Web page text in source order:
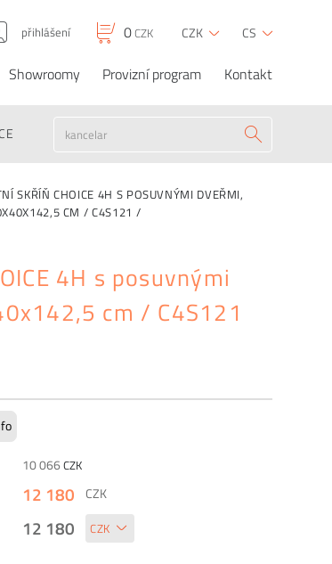
přihlášení 0CZK CZK CS
Showroomy Provizní program Kontakt
skříň CHOICE 4H
12 180 CZK OBJEDNAT 0CZK
SKŘÍŇ CHOICE 4H S POSUVNÝMI DVEŘMI,
CM / C4S121 /
4H s posuvnými
cm / C4S121
10 066CZK
12 180
CZK
12 180